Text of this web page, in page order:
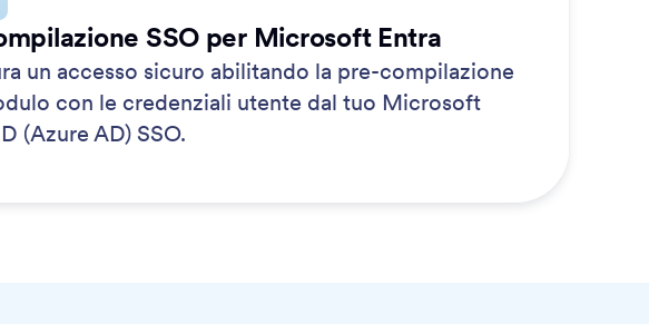
SSO per Microsoft Entra
un accesso sicuro abilitando la pre-compilazione
con le credenziali utente dal tuo Microsoft
(Azure AD) SSO.